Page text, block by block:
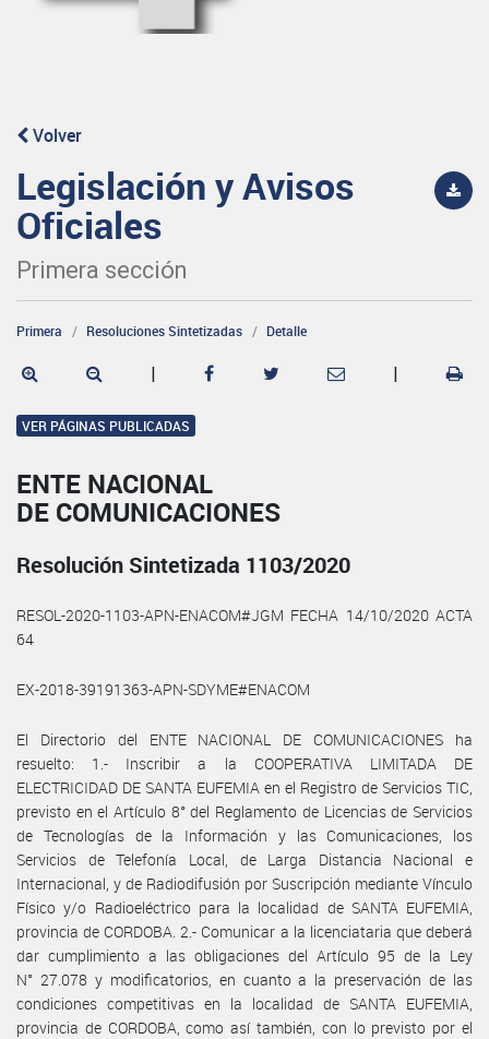
Volver
Legislación y Avisos
Oficiales
Primera sección
Primera Resoluciones Sintetizadas Detalle
| |
VER PÁGINAS PUBLICADAS
ENTE NACIONAL
DE COMUNICACIONES
Resolución Sintetizada 1103/2020
RESOL-2020-1103-APN-ENACOM#JGM FECHA 14/10/2020 ACTA
64
EX-2018-39191363-APN-SDYME#ENACOM
El Directorio del ENTE NACIONAL DE COMUNICACIONES ha
resuelto: 1.- Inscribir a la COOPERATIVA LIMITADA DE
ELECTRICIDAD DE SANTA EUFEMIA en el Registro de Servicios TIC,
previsto en el Artículo 8° del Reglamento de Licencias de Servicios
de Tecnologías de la Información y las Comunicaciones, los
Servicios de Telefonía Local, de Larga Distancia Nacional e
Internacional, y de Radiodifusión por Suscripción mediante Vínculo
Físico y/o Radioeléctrico para la localidad de SANTA EUFEMIA,
provincia de CORDOBA. 2.- Comunicar a la licenciataria que deberá
dar cumplimiento a las obligaciones del Artículo 95 de la Ley
N° 27.078 y modificatorios, en cuanto a la preservación de las
condiciones competitivas en la localidad de SANTA EUFEMIA,
provincia de CORDOBA, como así también, con lo previsto por el